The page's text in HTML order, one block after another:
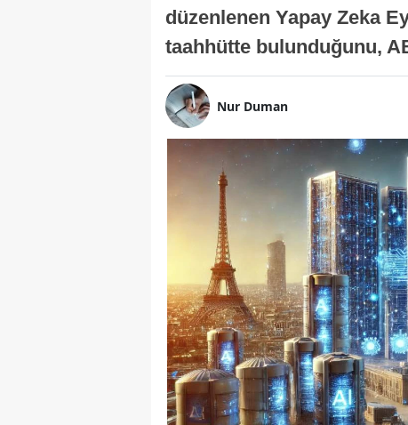
düzenlenen Yapay Zeka
taahhütte bulunduğunu,
Nur Duman